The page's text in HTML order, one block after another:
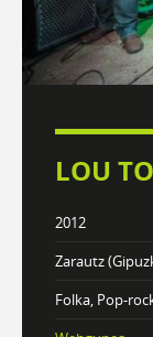
LOU
2012
Zarautz
Folka, Pop-